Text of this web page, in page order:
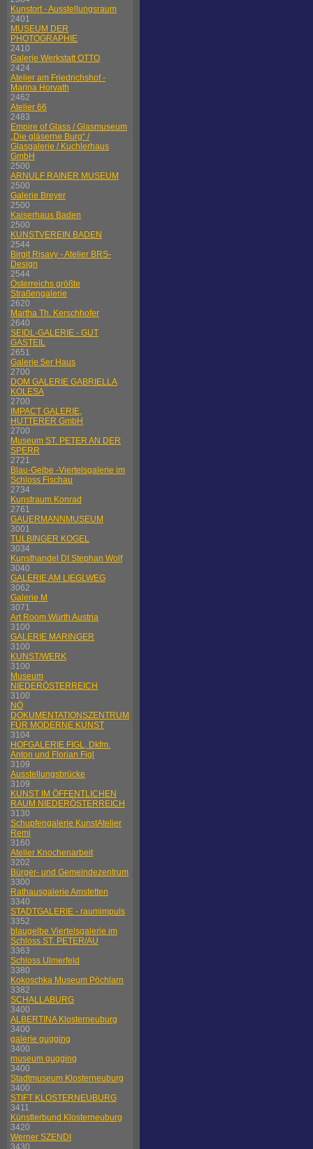
Kunstort - Ausstellungsraum
2401
MUSEUM DER
PHOTOGRAPHIE
2410
Galerie Werkstatt OTTO
2424
Atelier am Friedrichshof -
Marina Horvath
2462
Atelier 66
2483
Empire of Glass / Glasmuseum
„Die gläserne Burg“ /
Glasgalerie / Kuchlerhaus
GmbH
2500
ARNULF RAINER MUSEUM
2500
Galerie Breyer
2500
Kaiserhaus Baden
2500
KUNSTVEREIN BADEN
2544
Birgit Risavy - Atelier BRS-
Design
2544
Österreichs größte
Straßengalerie
2620
Martha Th. Kerschhofer
2640
SEIDL-GALERIE - GUT
GASTEIL
2651
Galerie 5er Haus
2700
DOM GALERIE GABRIELLA
KOLESA
2700
IMPACT GALERIE,
HUTTERER GmbH
2700
Museum ST. PETER AN DER
SPERR
2721
Blau-Gelbe -Viertelsgalerie im
Schloss Fischau
2734
Kunstraum Konrad
2761
GAUERMANNMUSEUM
3001
TULBINGER KOGEL
3034
Kunsthandel DI Stephan Wolf
3040
GALERIE AM LIEGLWEG
3062
Galerie M
3071
Art Room Würth Austria
3100
GALERIE MARINGER
3100
KUNST/WERK
3100
Museum
NIEDERÖSTERREICH
3100
NÖ
DOKUMENTATIONSZENTRUM
FÜR MODERNE KUNST
3104
HOFGALERIE FIGL, Dkfm.
Anton und Florian Figl
3109
Ausstellungsbrücke
3109
KUNST IM ÖFFENTLICHEN
RAUM NIEDERÖSTERREICH
3130
Schupfengalerie KunstAtelier
Remi
3160
Atelier Knochenarbeit
3202
Bürger- und Gemeindezentrum
3300
Rathausgalerie Amstetten
3340
STADTGALERIE - raumimpuls
3352
blaugelbe Viertelsgalerie im
Schloss ST. PETER/AU
3363
Schloss Ulmerfeld
3380
Kokoschka Museum Pöchlarn
3382
SCHALLABURG
3400
ALBERTINA Klosterneuburg
3400
galerie gugging
3400
museum gugging
3400
Stadtmuseum Klosterneuburg
3400
STIFT KLOSTERNEUBURG
3411
Künstlerbund Klosterneuburg
3420
Werner SZENDI
3430